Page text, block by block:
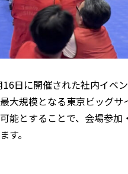
日に開催された社内イベ
大規模となる東京ビッグ
能とすることで、会場参
す。